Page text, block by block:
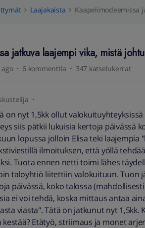
Laajakaista Kaapelimodeemissa
jatkuva laajempi vika, mistä
6 kommenttia 347 katselukerrat
on nyt 1,5kk ollut
siis pätkii lukuisia kertoja päivässä
lopussa jolloin Elisa teki laajempia
ilmoituksen, että yöllä
Tuota ennen netti toimi lähes
taloyhtiö liitettiin valokuituun. Tuon
päivässä, koko talossa
ei voi tehdä, koska mittaus antaa
viasta". Tätä on jatkunut nyt 1,5kk.
Etätyö, striimaus ja monet